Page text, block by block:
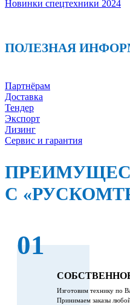
Новинки спецтехники 2024
ПОЛЕЗНАЯ
Партнёрам
Доставка
Тендер
Экспорт
Лизинг
Сервис и гарантия
С
01
Изготовим технику по
Принимаем заказы